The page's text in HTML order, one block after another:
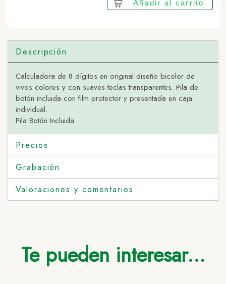
Añadir al carrito
Descripción
Calculadora de 8 dígitos en original diseño bicolor de
vivos colores y con suaves teclas transparentes. Pila de
botón incluida con film protector y presentada en caja
individual.
Pila Botón Incluida
Precios
Grabación
Valoraciones y comentarios
Te pueden interesar...